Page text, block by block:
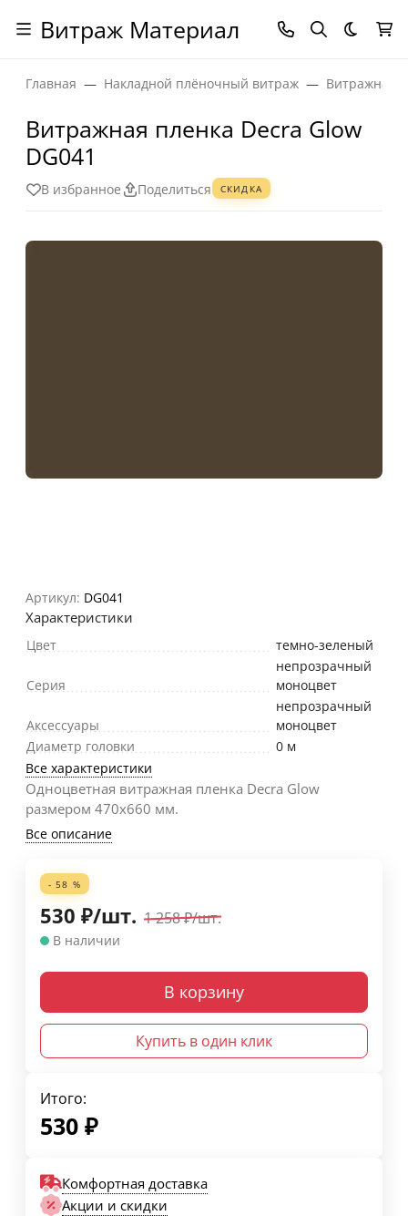
Витраж Материал Темная
Главная Накладной плёночный витраж Витражная
Витражная пленка Decra Glow
DG041
В избранное Поделиться СКИДКА
Артикул: DG041
Характеристики
Цвет темно-зеленый
Серия
непрозрачный
моноцвет
Аксессуары
непрозрачный
моноцвет
Диаметр головки
0 м
Все характеристики
Одноцветная витражная пленка Decra Glow
размером 470х660 мм.
Все описание
- 58 %
530 ₽/шт. 1 258₽/шт.
В наличии
В корзину
Купить в один клик
Итого:
530 ₽
Комфортная доставка
Акции и скидки